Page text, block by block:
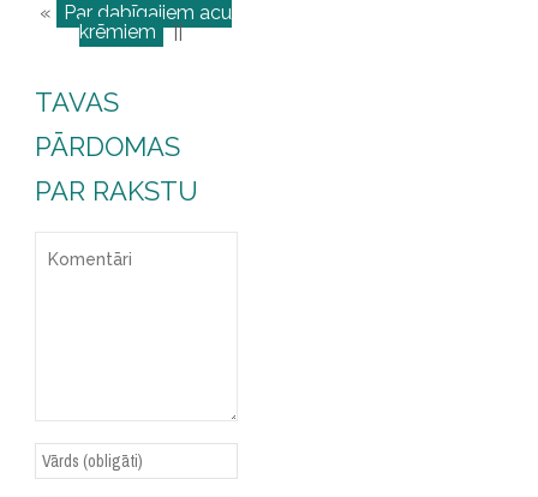
«
Par dabīgajiem acu
krēmiem ||
TAVAS
PĀRDOMAS
PAR RAKSTU